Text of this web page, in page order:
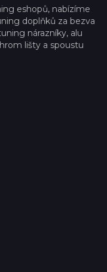
eshopů, nabízíme
doplňků za bezva
nárazníky, alu
lišty a spoustu